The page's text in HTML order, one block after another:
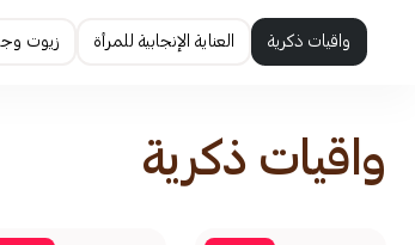
واقيات ذكرية العناية الإنجابية للمرأة زيوت
واقيات ذكرية